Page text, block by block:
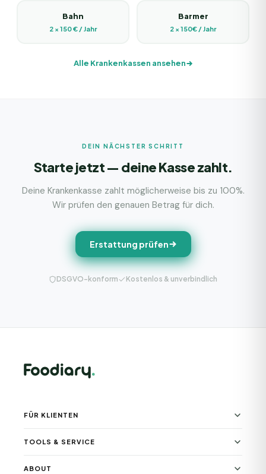
Bahn
2 × 150 € / Jahr
Barmer
2 × 150€ / Jahr
Alle Krankenkassen ansehen
DEIN NÄCHSTER SCHRITT
Starte jetzt — deine Kasse zahlt.
Deine Krankenkasse zahlt möglicherweise bis zu 100%.
Wir prüfen den genauen Betrag für dich.
Erstattung prüfen
DSGVO-konform Kostenlos & unverbindlich
FÜR KLIENTEN
TOOLS & SERVICE
ABOUT